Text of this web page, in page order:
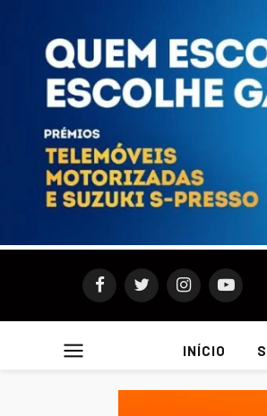
FacebookTwitterInstagramYouTube
INÍCIO